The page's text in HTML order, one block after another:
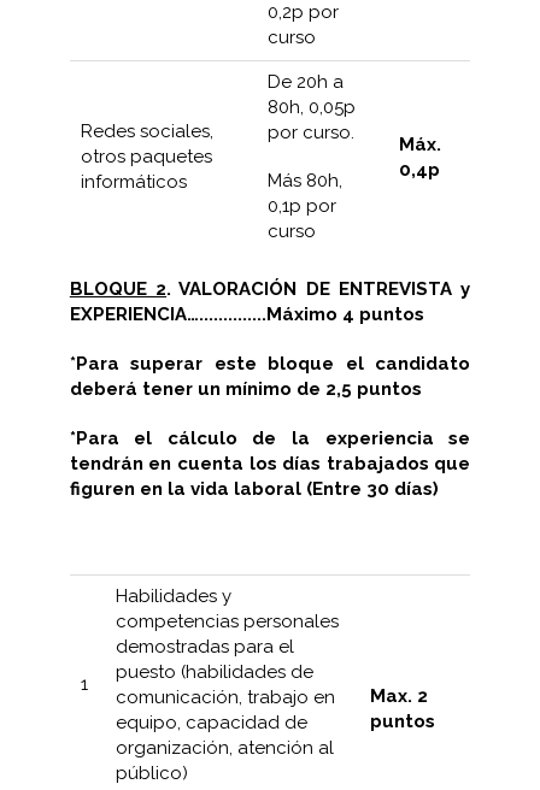
0,2p por
curso
Redes sociales,
otros paquetes
informáticos
De 20h a
80h, 0,05p
por curso.
Más 80h,
0,1p por
curso
Máx.
0,4p
BLOQUE 2. VALORACIÓN DE ENTREVISTA y
EXPERIENCIA…..............Máximo 4 puntos
*Para superar este bloque el candidato
deberá tener un mínimo de 2,5 puntos
*Para el cálculo de la experiencia se
tendrán en cuenta los días trabajados que
figuren en la vida laboral (Entre 30 días)
1
Habilidades y
competencias personales
demostradas para el
puesto (habilidades de
comunicación, trabajo en
equipo, capacidad de
organización, atención al
público)
Max. 2
puntos